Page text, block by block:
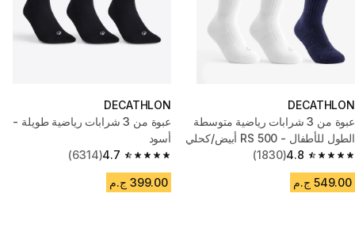
DECATHLON
عبوة من 3 شرابات رياضية متوسطة
الطول للأطفال - RS 500 أبيض/كحلي
4.8
4.8 out of 5 stars from 1830 reviews
(1830)
549.00 ج.م
DECATHLON
عبوة من 3 شرابات رياضية طويلة -
أسود
4.7
4.7 out of 5 stars from 6314 reviews
(6314)
399.00 ج.م